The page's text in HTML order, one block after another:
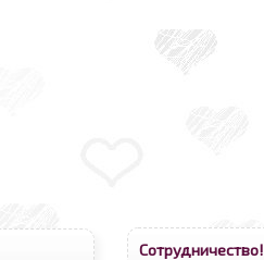
Сотрудничество!